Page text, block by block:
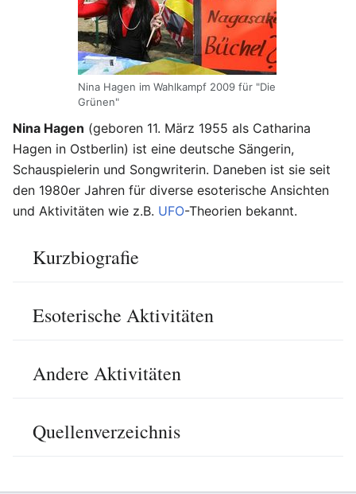
Nina Hagen im Wahlkampf 2009 für "Die
Grünen"
Nina Hagen (geboren 11. März 1955 als Catharina
Hagen in Ostberlin) ist eine deutsche Sängerin,
Schauspielerin und Songwriterin. Daneben ist sie seit
den 1980er Jahren für diverse esoterische Ansichten
und Aktivitäten wie z.B. UFO-Theorien bekannt.
Kurzbiografie
Esoterische Aktivitäten
Andere Aktivitäten
Quellenverzeichnis